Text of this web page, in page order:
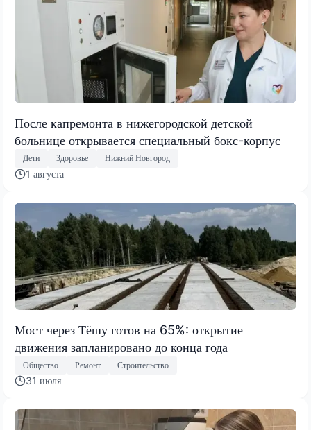
После капремонта в нижегородской детской
больнице открывается специальный бокс-корпус
Дети Здоровье Нижний Новгород
1 августа
Мост через Тёшу готов на 65%: открытие
движения запланировано до конца года
Общество Ремонт Строительство
31 июля